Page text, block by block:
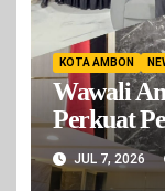
KOTA AMBON
Wawali
Perkuat
Konflik
JUL 7, 2026